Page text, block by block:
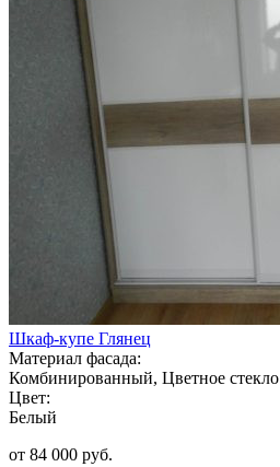
Шкаф-купе Глянец
Материал фасада:
Комбинированный, Цветное стекло
Цвет:
Белый
от 84 000 руб.